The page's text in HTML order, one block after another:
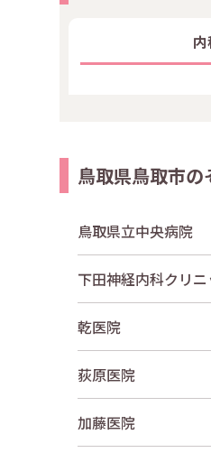
鳥取県鳥取市
鳥取県立中央病院
下田神経内科クリニ
乾医院
荻原医院
加藤医院